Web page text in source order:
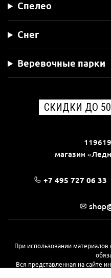
Спелео
Снег
Веревочные парки
СКИДКИ ДО
магазин
+7 495 727 06 33
При использовании материалов
Вся представленная на сайте